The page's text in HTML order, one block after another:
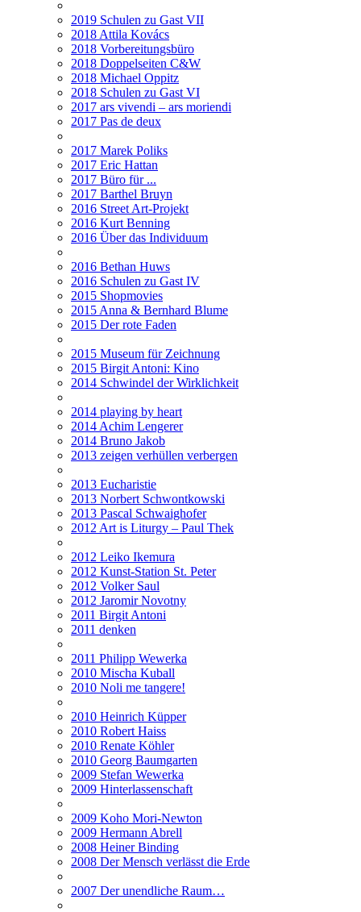
2019 Schulen zu Gast VII
2018 Attila Kovács
2018 Vorbereitungsbüro
2018 Doppelseiten C&W
2018 Michael Oppitz
2018 Schulen zu Gast VI
2017 ars vivendi – ars moriendi
2017 Pas de deux
2017 Marek Poliks
2017 Eric Hattan
2017 Büro für ...
2017 Barthel Bruyn
2016 Street Art-Projekt
2016 Kurt Benning
2016 Über das Individuum
2016 Bethan Huws
2016 Schulen zu Gast IV
2015 Shopmovies
2015 Anna & Bernhard Blume
2015 Der rote Faden
2015 Museum für Zeichnung
2015 Birgit Antoni: Kino
2014 Schwindel der Wirklichkeit
2014 playing by heart
2014 Achim Lengerer
2014 Bruno Jakob
2013 zeigen verhüllen verbergen
2013 Eucharistie
2013 Norbert Schwontkowski
2013 Pascal Schwaighofer
2012 Art is Liturgy – Paul Thek
2012 Leiko Ikemura
2012 Kunst-Station St. Peter
2012 Volker Saul
2012 Jaromir Novotny
2011 Birgit Antoni
2011 denken
2011 Philipp Wewerka
2010 Mischa Kuball
2010 Noli me tangere!
2010 Heinrich Küpper
2010 Robert Haiss
2010 Renate Köhler
2010 Georg Baumgarten
2009 Stefan Wewerka
2009 Hinterlassenschaft
2009 Koho Mori-Newton
2009 Hermann Abrell
2008 Heiner Binding
2008 Der Mensch verlässt die Erde
2007 Der unendliche Raum…